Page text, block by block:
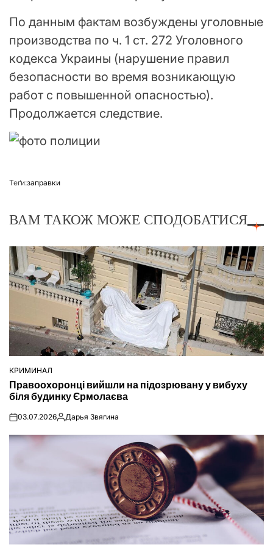
По данным фактам возбуждены уголовные
производства по ч. 1 ст. 272 Уголовного
кодекса Украины (нарушение правил
безопасности во время возникающую
работ с повышенной опасностью).
Продолжается следствие.
Теґи:заправки
ВАМ ТАКОЖ МОЖЕ СПОДОБАТИСЯ
ОПУБЛІКУВАТИ
КРИМИНАЛ
Правоохоронці вийшли на підозрювану у вибуху
біля будинку Єрмолаєва
on03.07.2026Опубліковано
Дарья Звягина